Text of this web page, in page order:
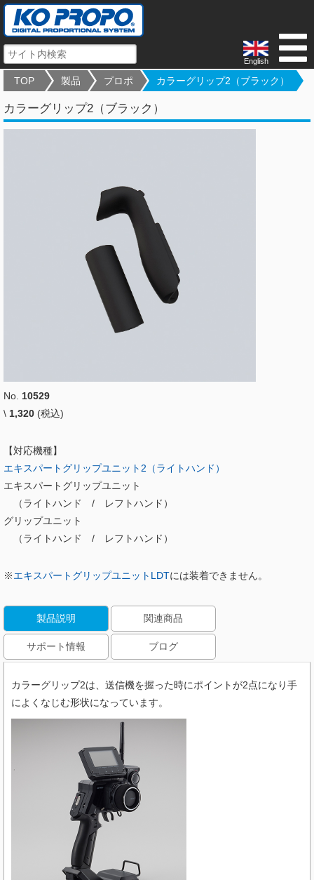
English
TOP 製品 プロポ カラーグリップ2（ブラック）
カラーグリップ2（ブラック）
No. 10529
\ 1,320 (税込)
【対応機種】
エキスパートグリップユニット2（ライトハンド）
エキスパートグリップユニット
（ライトハンド / レフトハンド）
グリップユニット
（ライトハンド / レフトハンド）
※エキスパートグリップユニットLDTには装着できません。
製品説明 関連商品
サポート情報 ブログ
カラーグリップ2は、送信機を握った時にポイントが2点になり手
によくなじむ形状になっています。